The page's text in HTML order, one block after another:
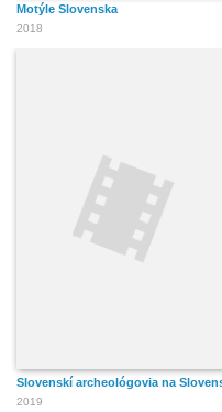
Motýle Slovenska
2018
Slovenskí archeológovia na
2019